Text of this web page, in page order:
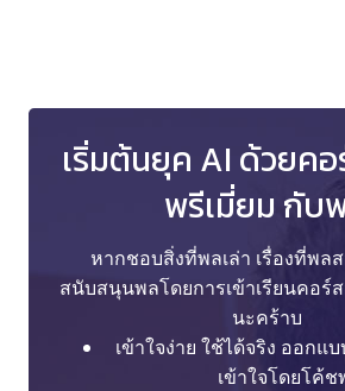
เริ่มต้นยุค AI ด้วยค
พรีเมี่ยม กับ
หากชอบสิ่งที่พลเล่า เรื่องที่พล
สนับสนุนพลโดยการเข้าเรียนคอร์
นะคร้าบ
เข้าใจง่าย ใช้ได้จริง ออกแ
เข้าใจโดยโค้ช